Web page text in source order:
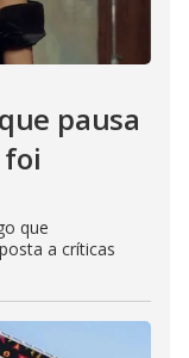
pausa
que
a críticas